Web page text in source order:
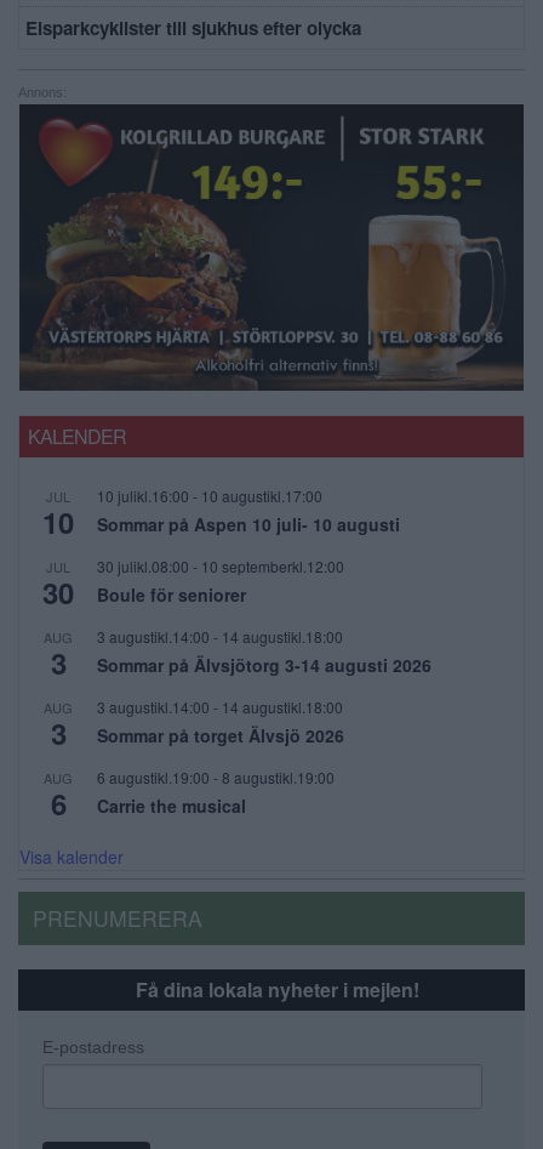
Elsparkcyklister till sjukhus efter olycka
Annons:
KALENDER
JUL
10
10 julikl.16:00 - 10 augustikl.17:00
Sommar på Aspen 10 juli- 10 augusti
JUL
30
30 julikl.08:00 - 10 septemberkl.12:00
Boule för seniorer
AUG
3
3 augustikl.14:00 - 14 augustikl.18:00
Sommar på Älvsjötorg 3-14 augusti 2026
AUG
3
3 augustikl.14:00 - 14 augustikl.18:00
Sommar på torget Älvsjö 2026
AUG
6
6 augustikl.19:00 - 8 augustikl.19:00
Carrie the musical
Visa kalender
PRENUMERERA
Få dina lokala nyheter i mejlen!
E-postadress